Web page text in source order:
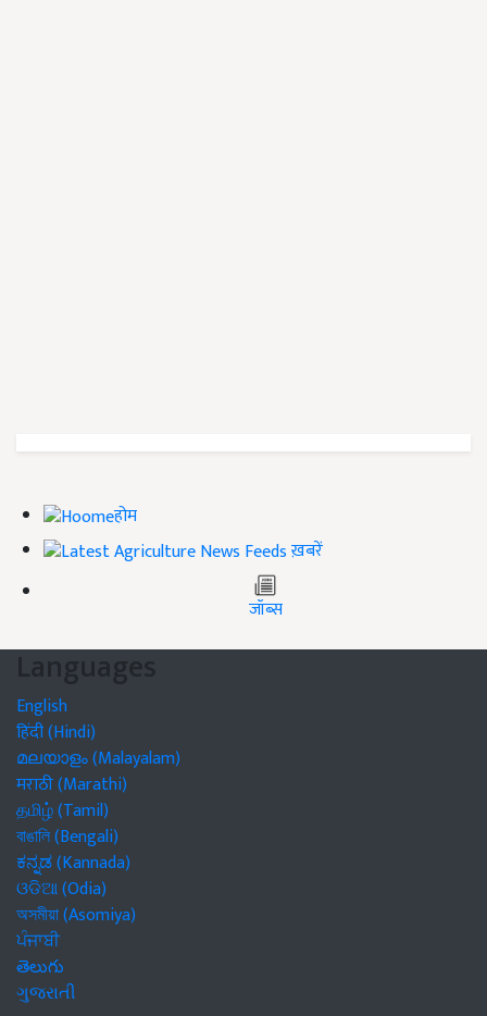
होम
ख़बरें
जॉब्स
Languages
English
हिंदी (Hindi)
മലയാളം (Malayalam)
मराठी (Marathi)
தமிழ் (Tamil)
বাঙালি (Bengali)
ಕನ್ನಡ (Kannada)
ଓଡିଆ (Odia)
অসমীয়া (Asomiya)
ਪੰਜਾਬੀ
తెలుగు
ગુજરાતી